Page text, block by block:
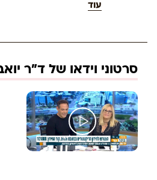
עוד
סרטוני וידאו של ד"ר יואב